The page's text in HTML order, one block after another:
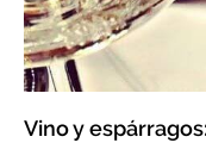
Vino y